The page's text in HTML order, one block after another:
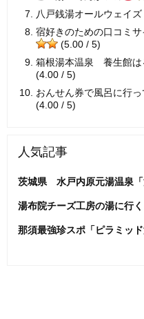
八戸銭湯オールウェイズ
宿好きのための口コミサ
(5.00 / 5)
箱根湯本温泉 養生館は
(4.00 / 5)
おんせん券で風呂に行
(4.00 / 5)
人気記事
茨城県 水戸内原元湯温泉「
湯布院チーズ工房の湯に行く
那須最強珍スポ「ピラミッ